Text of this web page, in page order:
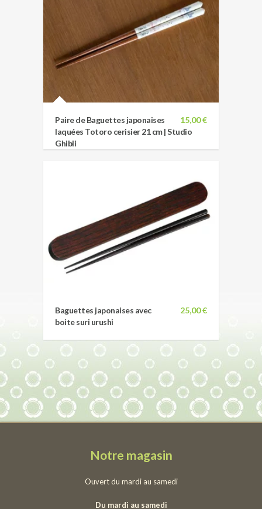
15,00 €
Paire de Baguettes japonaises
laquées Totoro cerisier 21 cm | Studio
Ghibli
25,00 €
Baguettes japonaises avec
boite suri urushi
Notre magasin
Ouvert du mardi au samedi
Du mardi au samedi